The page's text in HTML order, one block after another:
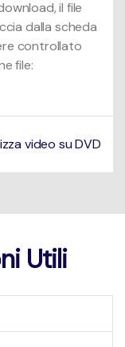
il file
dalla scheda
controllato
file:
video su DVD
Utili